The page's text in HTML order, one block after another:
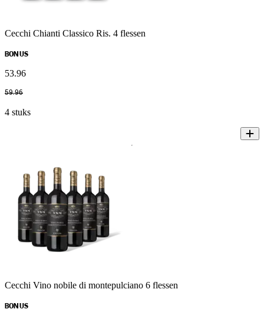
Cecchi Chianti Classico Ris. 4 flessen
BONUS
53.96
59.96
4 stuks
Cecchi Vino nobile di montepulciano 6 flessen
BONUS